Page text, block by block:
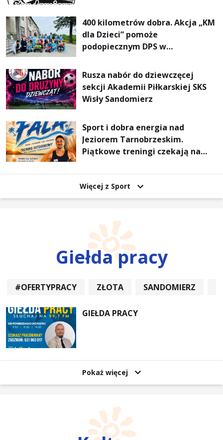
Pieszym „Tam Gdzie Pieprz
Rośnie”
400 kilometrów dobra. Akcja „KM
dla Dzieci” pomoże
podopiecznym DPS w
Rusza nabór do dziewczęcej
sekcji Akademii Piłkarskiej SKS
Wisły Sandomierz
Sport i dobra energia nad
Jeziorem Tarnobrzeskim.
Piątkowe treningi czekają na
Więcej z Sport
Giełda pracy
#OFERTYPRACY ZŁOTA SANDOMIERZ
GIEŁDA PRACY
Pokaż więcej